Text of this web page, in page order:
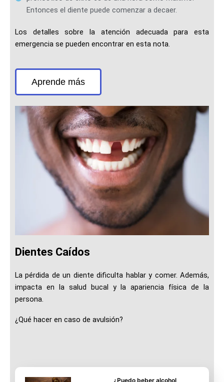
Entonces el diente puede comenzar a decaer.
Los detalles sobre la atención adecuada para esta
emergencia se pueden encontrar en esta nota.
Aprende más
Dientes Caídos
La pérdida de un diente dificulta hablar y comer. Además,
impacta en la salud bucal y la apariencia física de la
persona.
¿Qué hacer en caso de avulsión?
¿Puedo beber alcohol